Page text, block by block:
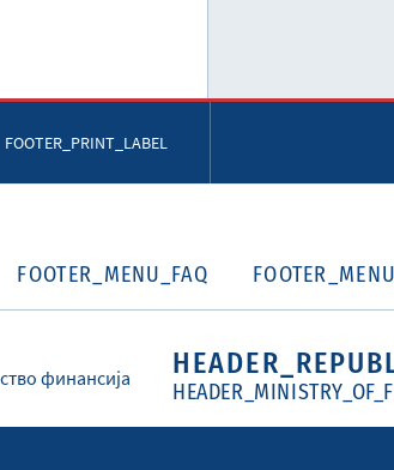
LinkedIn
FOOTER_PRINT_LABEL
FOOTER_MENU_FAQ